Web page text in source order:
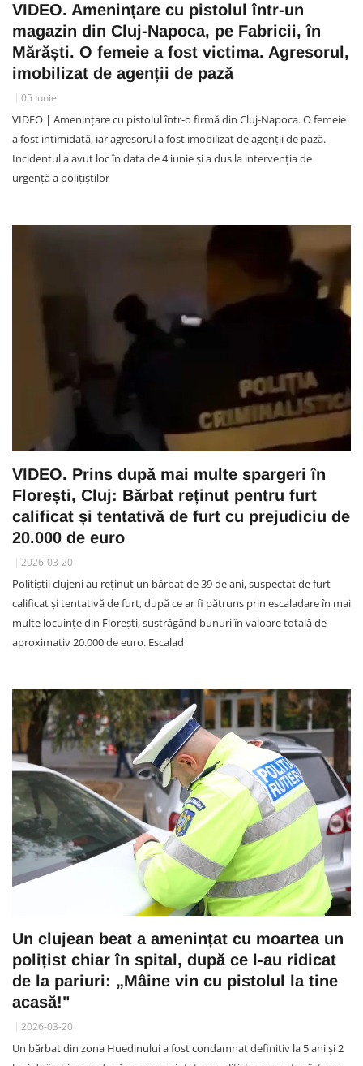
VIDEO. Amenințare cu pistolul într-un
magazin din Cluj-Napoca, pe Fabricii, în
Mărăști. O femeie a fost victima. Agresorul,
imobilizat de agenții de pază
05 Iunie
VIDEO | Amenințare cu pistolul într-o firmă din Cluj-Napoca. O femeie
a fost intimidată, iar agresorul a fost imobilizat de agenții de pază.
Incidentul a avut loc în data de 4 iunie și a dus la intervenția de
urgență a polițiștilor
VIDEO. Prins după mai multe spargeri în
Florești, Cluj: Bărbat reținut pentru furt
calificat și tentativă de furt cu prejudiciu de
20.000 de euro
2026-03-20
Polițiștii clujeni au reținut un bărbat de 39 de ani, suspectat de furt
calificat și tentativă de furt, după ce ar fi pătruns prin escaladare în mai
multe locuințe din Florești, sustrăgând bunuri în valoare totală de
aproximativ 20.000 de euro. Escalad
Un clujean beat a amenințat cu moartea un
polițist chiar în spital, după ce l-au ridicat
de la pariuri: „Mâine vin cu pistolul la tine
acasă!"
2026-03-20
Un bărbat din zona Huedinului a fost condamnat definitiv la 5 ani și 2